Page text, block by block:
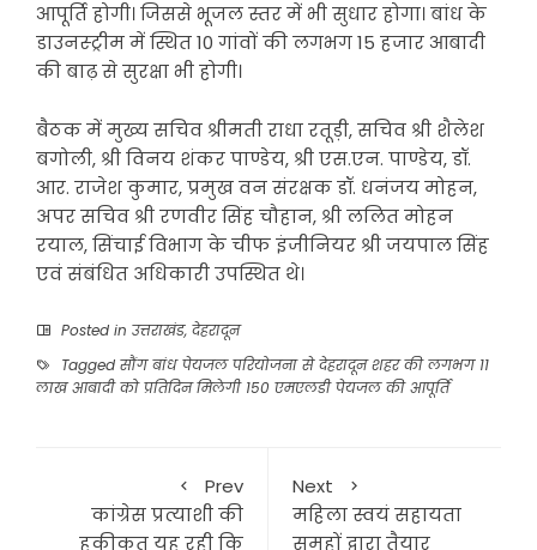
आपूर्ति होगी। जिससे भूजल स्तर में भी सुधार होगा। बांध के
डाउनस्ट्रीम में स्थित 10 गांवों की लगभग 15 हजार आबादी
की बाढ़ से सुरक्षा भी होगी।
बैठक में मुख्य सचिव श्रीमती राधा रतूड़ी, सचिव श्री शैलेश
बगोली, श्री विनय शंकर पाण्डेय, श्री एस.एन. पाण्डेय, डॉ.
आर. राजेश कुमार, प्रमुख वन संरक्षक डॉ. धनंजय मोहन,
अपर सचिव श्री रणवीर सिंह चौहान, श्री ललित मोहन
रयाल, सिंचाई विभाग के चीफ इंजीनियर श्री जयपाल सिंह
एवं संबंधित अधिकारी उपस्थित थे।
Posted in उत्तराखंड, देहरादून
Tagged सौंग बांध पेयजल परियोजना से देहरादून शहर की लगभग 11
लाख आबादी को प्रतिदिन मिलेगी 150 एमएलडी पेयजल की आपूर्ति
Prev
कांग्रेस प्रत्याशी की
हकीकत यह रही कि
Next
महिला स्वयं सहायता
समूहों द्वारा तैयार